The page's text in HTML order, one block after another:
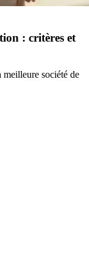
: critères et
meilleure société de